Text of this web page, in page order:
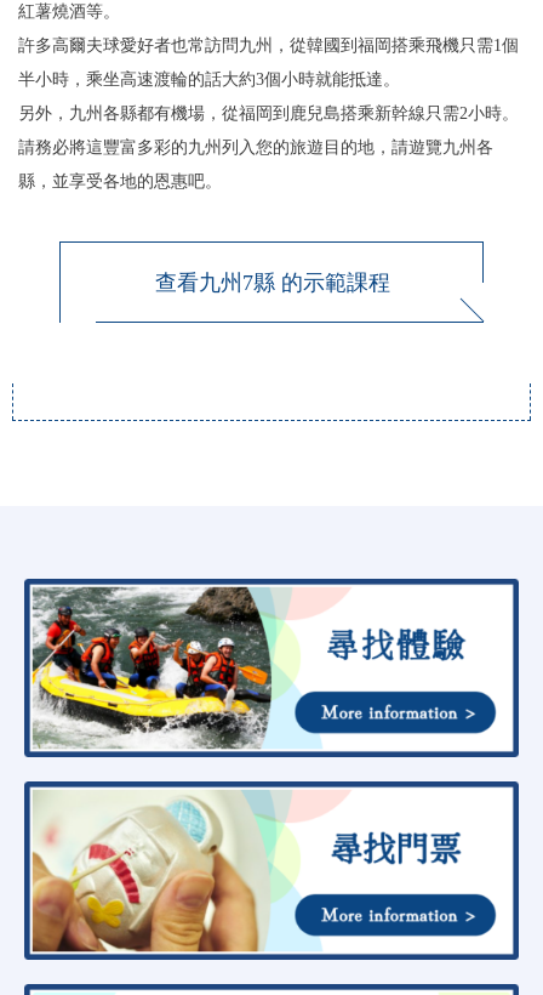
紅薯燒酒等。
許多高爾夫球愛好者也常訪問九州，從韓國到福岡搭乘飛機只需1個
半小時，乘坐高速渡輪的話大約3個小時就能抵達。
另外，九州各縣都有機場，從福岡到鹿兒島搭乘新幹線只需2小時。
請務必將這豐富多彩的九州列入您的旅遊目的地，請遊覽九州各
縣，並享受各地的恩惠吧。
查看九州7縣 的示範課程